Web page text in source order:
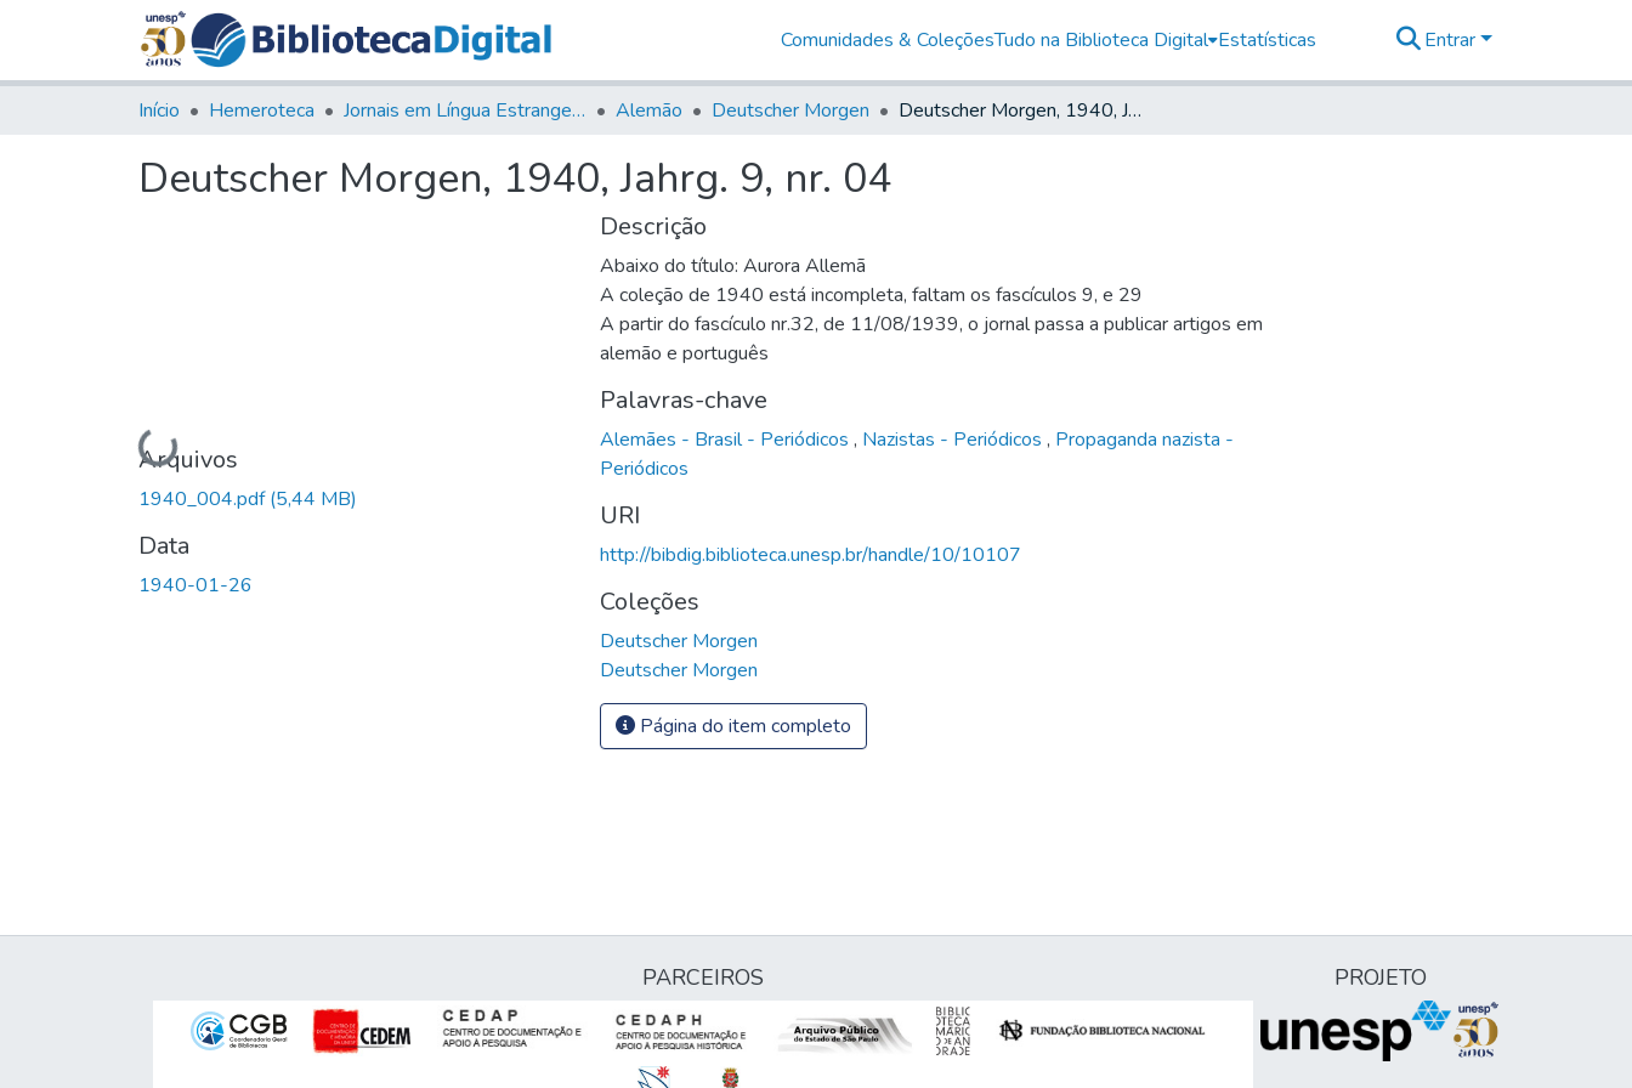
Comunidades & ColeçõesTudo na Biblioteca Digital Estatísticas Entrar
Início Hemeroteca Jornais em Língua Estrangeira Alemão Deutscher Morgen Deutscher Morgen, 1940, Jahrg. 9, nr. 04
Deutscher Morgen, 1940, Jahrg. 9, nr. 04
Carregando...
Arquivos
1940_004.pdf(5,44 MB)
Data
1940-01-26
Descrição
Abaixo do título: Aurora Allemã
A coleção de 1940 está incompleta, faltam os fascículos 9, e 29
A partir do fascículo nr.32, de 11/08/1939, o jornal passa a publicar artigos em
alemão e português
Palavras-chave
Alemães - Brasil - Periódicos , Nazistas - Periódicos , Propaganda nazista -
Periódicos
URI
http://bibdig.biblioteca.unesp.br/handle/10/10107
Coleções
Deutscher Morgen
Deutscher Morgen
Página do item completo
PARCEIROS PROJETO